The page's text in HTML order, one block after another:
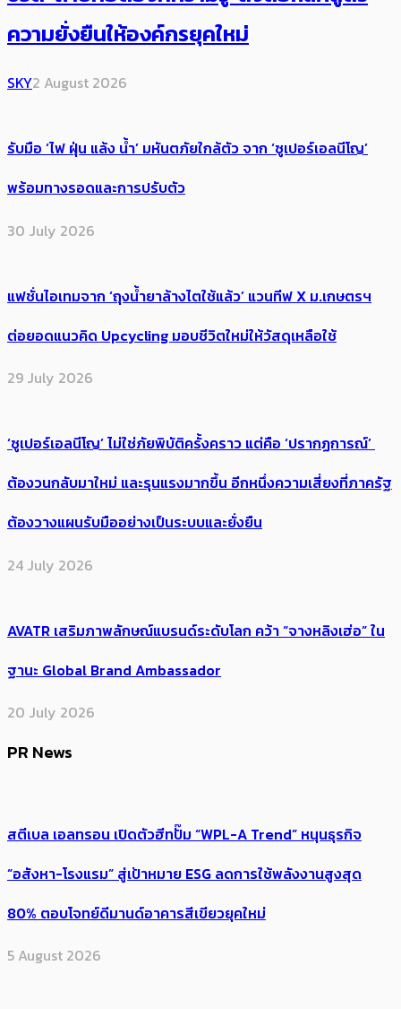
ความยั่งยืนให้องค์กรยุคใหม่
SKY2 August 2026
รับมือ ‘ไฟ ฝุ่น แล้ง น้ำ’ มหันตภัยใกล้ตัว จาก ‘ซูเปอร์เอลนีโญ’
พร้อมทางรอดและการปรับตัว
30 July 2026
แฟชั่นไอเทมจาก ‘ถุงน้ำยาล้างไตใช้แล้ว’ แวนทีฟ X ม.เกษตรฯ
ต่อยอดแนวคิด Upcycling มอบชีวิตใหม่ให้วัสดุเหลือใช้
29 July 2026
‘ซูเปอร์เอลนีโญ’ ไม่ใช่ภัยพิบัติครั้งคราว แต่คือ ‘ปรากฏการณ์’ ​
ต้อง​วนกลับมาใหม่ และรุนแรงมากขึ้น อีกหนึ่งความเสี่ยงที่ภาครัฐ
ต้องวางแผนรับมืออย่างเป็นระบบและยั่งยืน
24 July 2026
AVATR เสริมภาพลักษณ์แบรนด์ระดับโลก คว้า “จางหลิงเฮ่อ” ใน
ฐานะ Global Brand Ambassador
20 July 2026
PR News
สตีเบล เอลทรอน เปิดตัวฮีทปั๊ม “WPL-A Trend” หนุนธุรกิจ
“อสังหา-โรงแรม” สู่เป้าหมาย ESG ลดการใช้พลังงานสูงสุด
80% ตอบโจทย์ดีมานด์อาคารสีเขียวยุคใหม่
5 August 2026